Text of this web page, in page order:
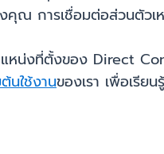
คุณ การเชื่อมต่อส่วนตัว
หน่งที่ตั้งของ Direct
นใช้งานของเรา เพื่อเรีย